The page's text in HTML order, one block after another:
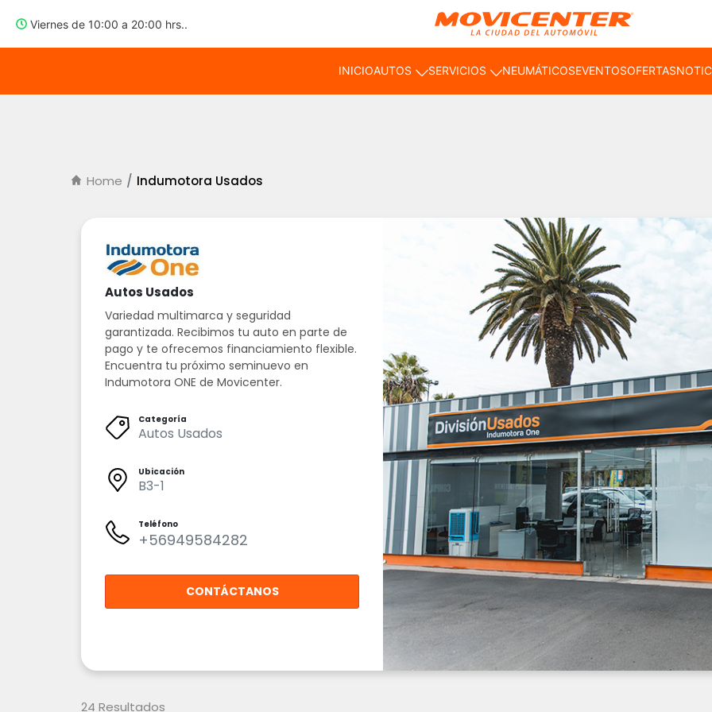
Viernes de 10:00 a 20:00 hrs..
INICIOAUTOS SERVICIOS NEUMÁTICOSEVENTOSOFERTAS
Home Indumotora Usados
Autos Usados
Variedad multimarca y seguridad
garantizada. Recibimos tu auto en parte de
pago y te ofrecemos financiamiento flexible.
Encuentra tu próximo seminuevo en
Indumotora ONE de Movicenter.
Categoría
Autos Usados
Ubicación
B3-1
Teléfono
+56949584282
CONTÁCTANOS
24 Resultados